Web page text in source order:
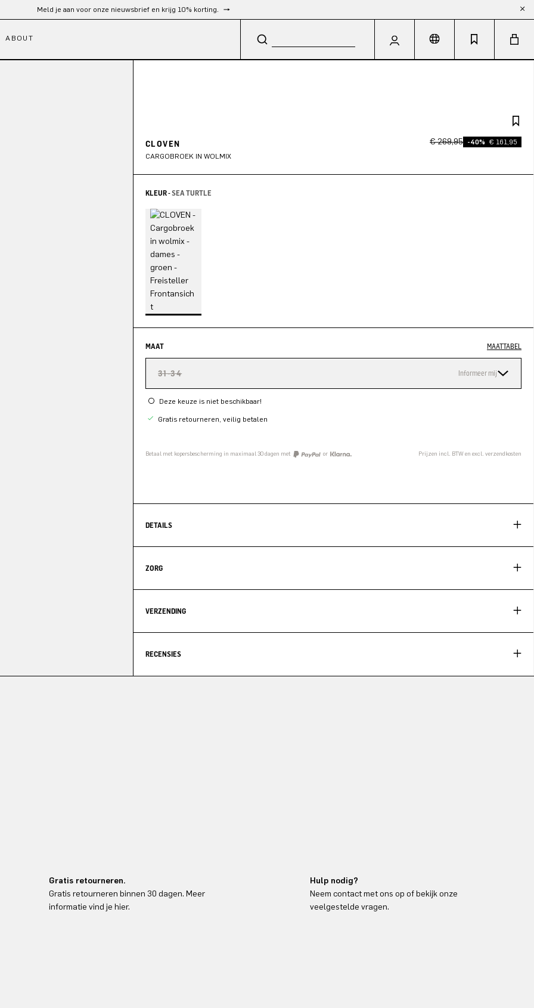
Gratis verzending vanaf €300
ABOUT
CLOVEN
CARGOBROEK IN WOLMIX
€ 269,95 -40% € 161,95
KLEUR -SEA TURTLE
MAAT MAATTABEL
31-34 Informeer mij
Deze keuze is niet beschikbaar!
Gratis retourneren, veilig betalen
Betaal met kopersbescherming in maximaal 30 dagen met or Prijzen incl. BTW en excl. verzendkosten
DETAILS
ZORG
VERZENDING
RECENSIES
Gratis retourneren.
Gratis retourneren binnen 30 dagen. Meer
informatie vind je hier.
Hulp nodig?
Neem contact met ons op of bekijk onze
veelgestelde vragen.